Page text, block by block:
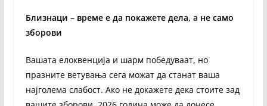
Близнаци – време е да покажете дела, а не само
зборови
Вашата елоквенција и шарм победуваат, но
празните ветувања сега можат да станат ваша
најголема слабост. Ако не докажете дека стоите зад